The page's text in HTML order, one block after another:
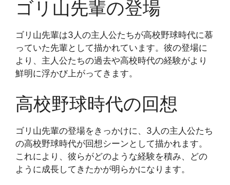
ゴリ山先輩の登場
ゴリ山先輩は3人の主人公たちが高校野球時代に慕
っていた先輩として描かれています。彼の登場に
より、主人公たちの過去や高校時代の経験がより
鮮明に浮かび上がってきます。
高校野球時代の回想
ゴリ山先輩の登場をきっかけに、3人の主人公たち
の高校野球時代が回想シーンとして描かれます。
これにより、彼らがどのような経験を積み、どの
ように成長してきたかが明らかになります。